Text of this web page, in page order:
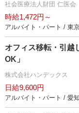
社会医療法人財団 仁医会
時給1,472円～
アルバイト・パート / 東
オフィス移転・引越
OK」
株式会社ハンデックス
日給9,600円
アルバイト・パート / 愛